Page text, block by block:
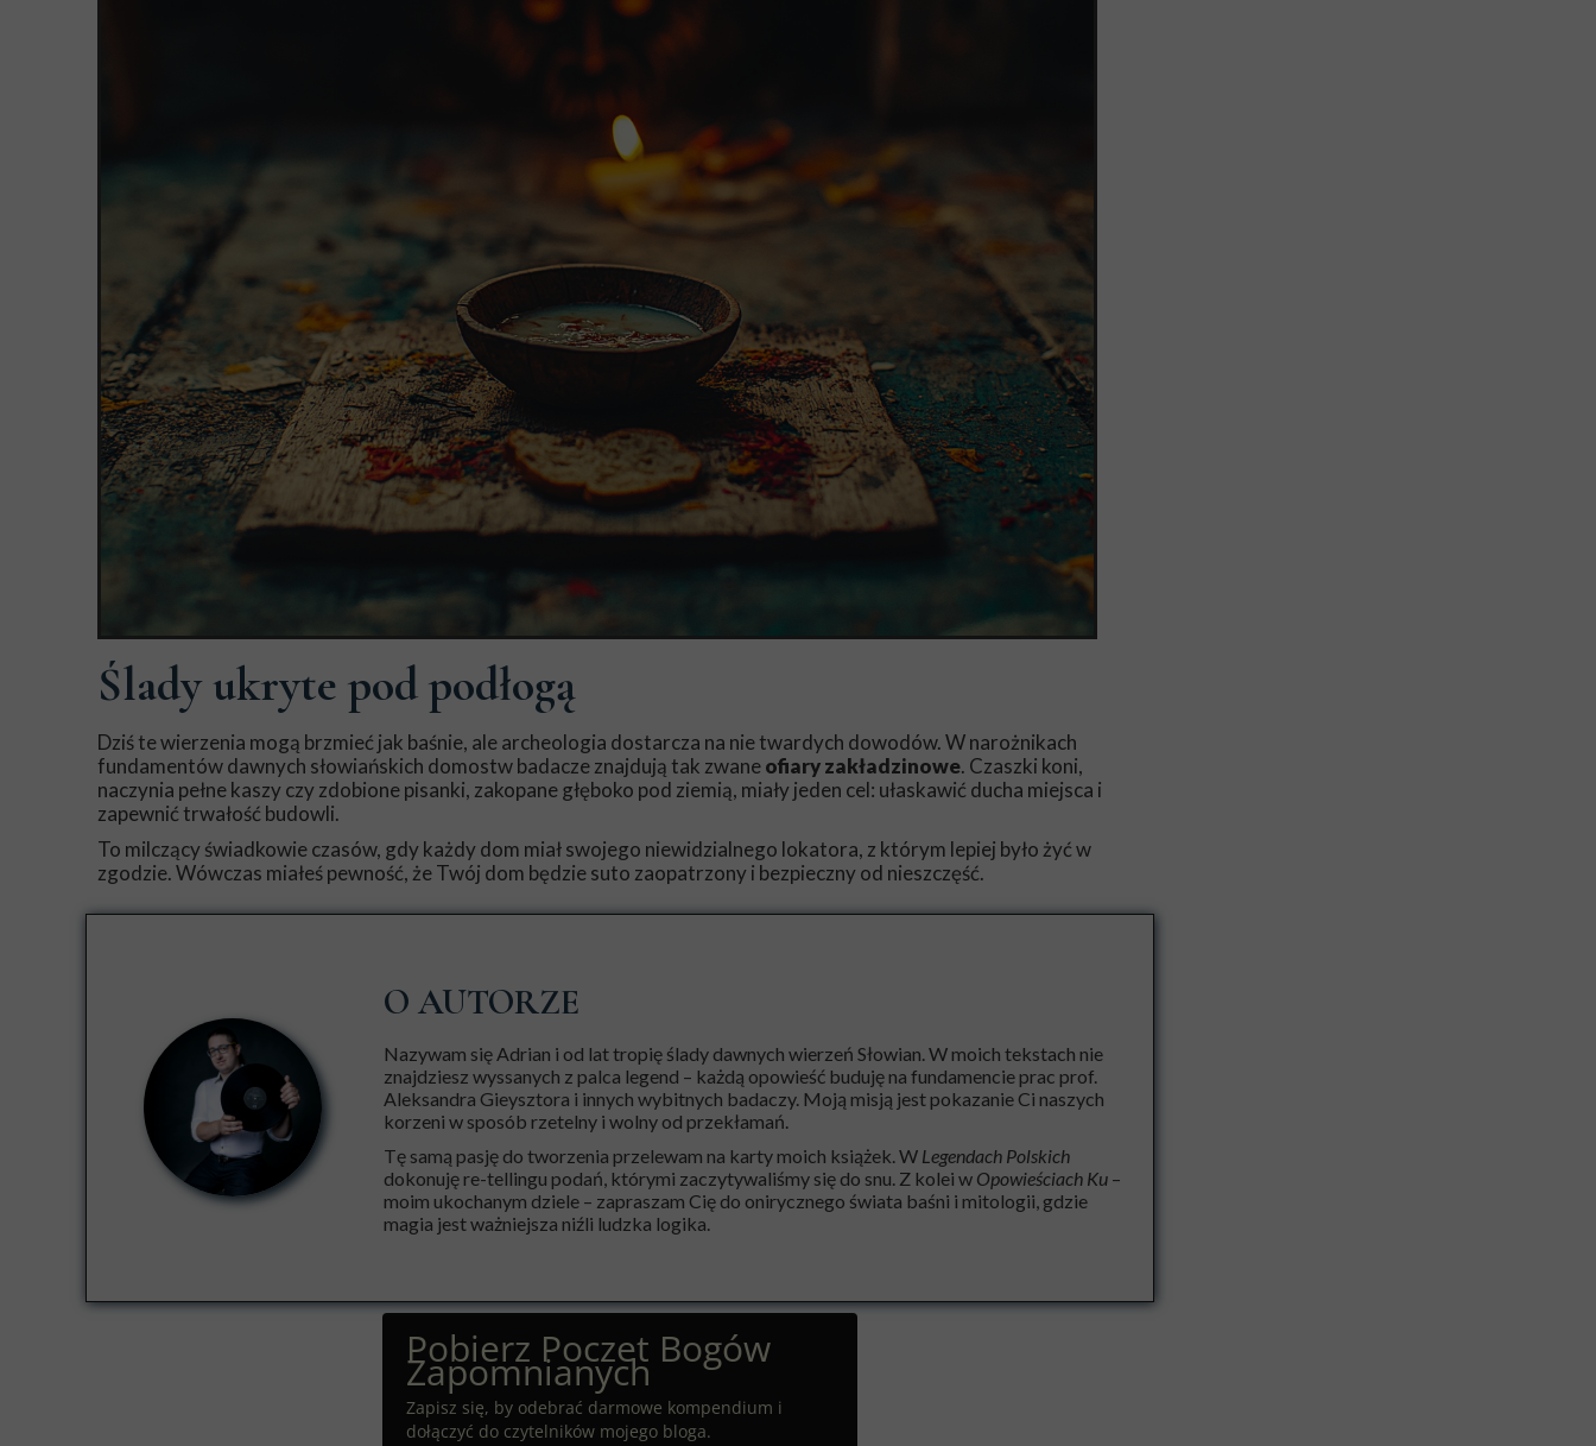
O AUTORZE
Nazywam się Adrian i od lat tropię ślady dawnych wierzeń Słowian. W moich tekstach nie
znajdziesz wyssanych z palca legend – każdą opowieść buduję na fundamencie prac prof.
Aleksandra Gieysztora i innych wybitnych badaczy. Moją misją jest pokazanie Ci naszych
korzeni w sposób rzetelny i wolny od przekłamań.
Tę samą pasję do tworzenia przelewam na karty moich książek. W Legendach Polskich
dokonuję re-tellingu podań, którymi zaczytywaliśmy się do snu. Z kolei w Opowieściach Ku –
moim ukochanym dziele – zapraszam Cię do onirycznego świata baśni i mitologii, gdzie
magia jest ważniejsza niźli ludzka logika.
Pobierz Poczet Bogów
Zapomnianych
Zapisz się, by odebrać darmowe kompendium i
dołączyć do czytelników mojego bloga.
Ślady ukryte pod podłogą
Dziś te wierzenia mogą brzmieć jak baśnie, ale archeologia dostarcza na nie twardych dowodów. W narożnikach
fundamentów dawnych słowiańskich domostw badacze znajdują tak zwaneofiary zakładzinowe. Czaszki koni,
naczynia pełne kaszy czy zdobione pisanki, zakopane głęboko pod ziemią, miały jeden cel: ułaskawić ducha miejsca i
zapewnić trwałość budowli.
To milczący świadkowie czasów, gdy każdy dom miał swojego niewidzialnego lokatora, z którym lepiej było żyć w
zgodzie. Wówczas miałeś pewność, że Twój dom będzie suto zaopatrzony i bezpieczny od nieszczęść.